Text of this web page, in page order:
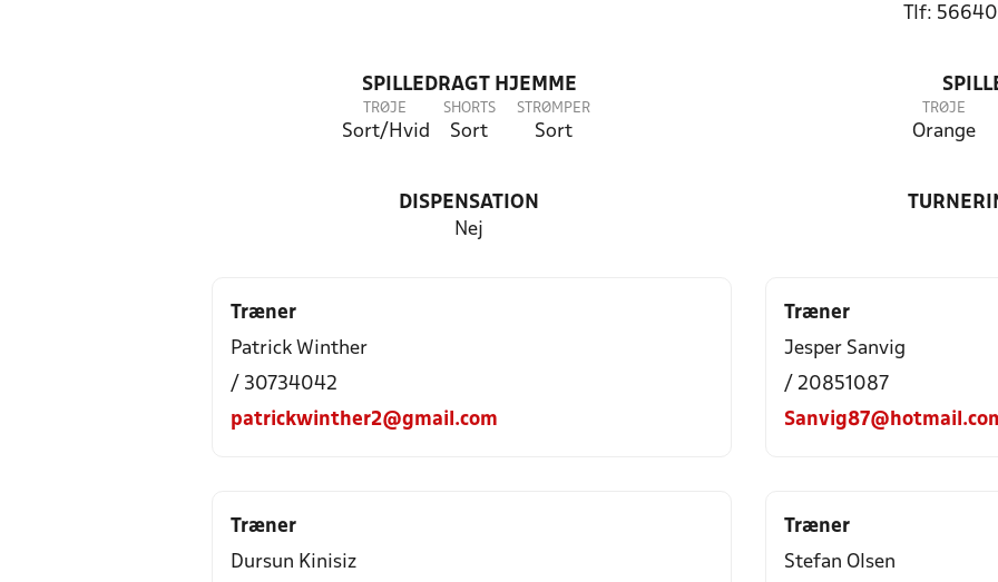
Tlf:
SPILLEDRAGT HJEMME
TRØJE
Sort/Hvid
SHORTS
Sort
STRØMPER
Sort
TRØJE
Orange
DISPENSATION
Nej
Træner
Patrick Winther
/ 30734042
patrickwinther2@gmail.com
Træner
Jesper Sanvig
/ 20851087
Træner
Dursun Kinisiz
Træner
Stefan Olsen